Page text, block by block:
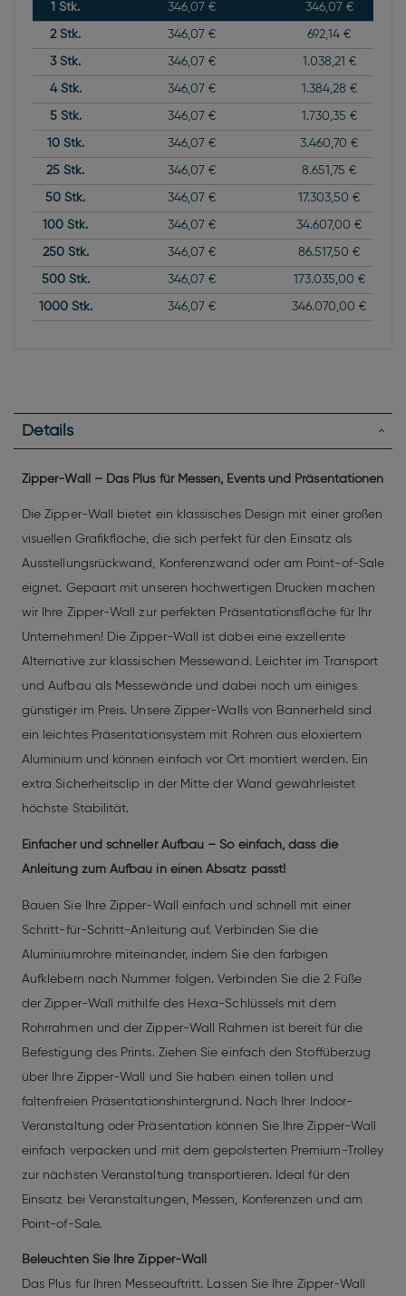
1 Stk. 346,07 € 346,07 €
2 Stk. 346,07 € 692,14 €
3Stk. 346,07 € 1.038,21 €
4Stk. 346,07 € 1.384,28 €
5Stk. 346,07 € 1.730,35 €
10Stk. 346,07 € 3.460,70 €
25 Stk. 346,07 € 8.651,75 €
50 Stk. 346,07 € 17.303,50 €
100 Stk. 346,07 € 34.607,00 €
250Stk. 346,07 € 86.517,50 €
500Stk. 346,07 € 173.035,00 €
1000Stk. 346,07 € 346.070,00 €
Details
Zipper-Wall – Das Plus für Messen, Events und Präsentationen
Die Zipper-Wall bietet ein klassisches Design mit einer großen
visuellen Grafikfläche, die sich perfekt für den Einsatz als
Ausstellungsrückwand, Konferenzwand oder am Point-of-Sale
eignet. Gepaart mit unseren hochwertigen Drucken machen
wir Ihre Zipper-Wall zur perfekten Präsentationsfläche für Ihr
Unternehmen! Die Zipper-Wall ist dabei eine exzellente
Alternative zur klassischen Messewand. Leichter im Transport
und Aufbau als Messewände und dabei noch um einiges
günstiger im Preis. Unsere Zipper-Walls von Bannerheld sind
ein leichtes Präsentationsystem mit Rohren aus eloxiertem
Aluminium und können einfach vor Ort montiert werden. Ein
extra Sicherheitsclip in der Mitte der Wand gewährleistet
höchste Stabilität.
Einfacher und schneller Aufbau – So einfach, dass die
Anleitung zum Aufbau in einen Absatz passt!
Bauen Sie Ihre Zipper-Wall einfach und schnell mit einer
Schritt-für-Schritt-Anleitung auf. Verbinden Sie die
Aluminiumrohre miteinander, indem Sie den farbigen
Aufklebern nach Nummer folgen. Verbinden Sie die 2 Füße
der Zipper-Wall mithilfe des Hexa-Schlüssels mit dem
Rohrrahmen und der Zipper-Wall Rahmen ist bereit für die
Befestigung des Prints. Ziehen Sie einfach den Stoffüberzug
über Ihre Zipper-Wall und Sie haben einen tollen und
faltenfreien Präsentationshintergrund. Nach Ihrer Indoor-
Veranstaltung oder Präsentation können Sie Ihre Zipper-Wall
einfach verpacken und mit dem gepolsterten Premium-Trolley
zur nächsten Veranstaltung transportieren. Ideal für den
Einsatz bei Veranstaltungen, Messen, Konferenzen und am
Point-of-Sale.
Beleuchten Sie Ihre Zipper-Wall
Das Plus für Ihren Messeauftritt. Lassen Sie Ihre Zipper-Wall